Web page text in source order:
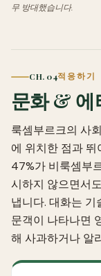
무 방대했습니다.
CH. 04적응하기
문화 & 에
룩셈부르크의 사
에 위치한 점과 뛰
47%가 비룩셈부
시하지 않으면서
냅니다. 대화는 기
문객이 나타나면
해 사과하거나 알